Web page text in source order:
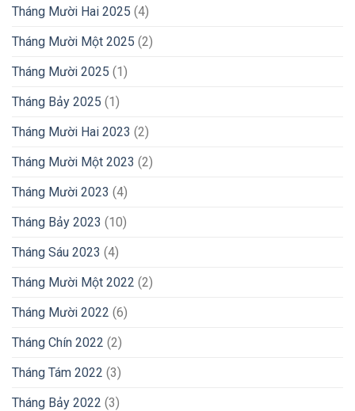
Tháng Mười Hai 2025 (4)
Tháng Mười Một 2025 (2)
Tháng Mười 2025 (1)
Tháng Bảy 2025 (1)
Tháng Mười Hai 2023 (2)
Tháng Mười Một 2023 (2)
Tháng Mười 2023 (4)
Tháng Bảy 2023 (10)
Tháng Sáu 2023 (4)
Tháng Mười Một 2022 (2)
Tháng Mười 2022 (6)
Tháng Chín 2022 (2)
Tháng Tám 2022 (3)
Tháng Bảy 2022 (3)